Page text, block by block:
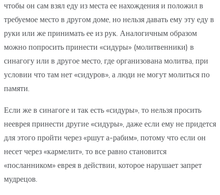
чтобы он сам взял еду из места ее нахождения и положил в
требуемое место в другом доме, но нельзя давать ему эту еду в
руки или же принимать ее из рук. Аналогичным образом
можно попросить принести «сидуры» (молитвенники) в
синагогу или в другое место, где организована молитва, при
условии что там нет «сидуров», а люди не могут молиться по
памяти.
Если же в синагоге и так есть «сидуры», то нельзя просить
нееврея принести другие «сидуры», даже если ему не придется
для этого пройти через «ршут а-рабим», потому что если он
несет через «кармелит», то все равно становится
«посланником» еврея в действии, которое нарушает запрет
мудрецов.